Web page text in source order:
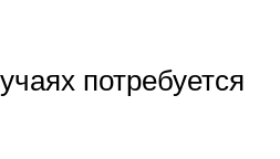
потребуется